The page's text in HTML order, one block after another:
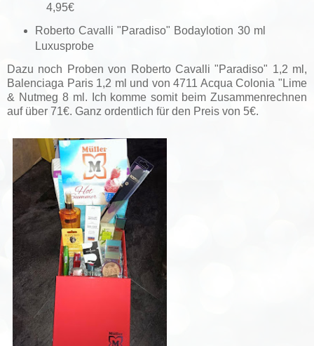
4,95€
Roberto Cavalli "Paradiso" Bodaylotion 30 ml
Luxusprobe
Dazu noch Proben von Roberto Cavalli "Paradiso" 1,2 ml,
Balenciaga Paris 1,2 ml und von 4711 Acqua Colonia "Lime
& Nutmeg 8 ml. Ich komme somit beim Zusammenrechnen
auf über 71€. Ganz ordentlich für den Preis von 5€.